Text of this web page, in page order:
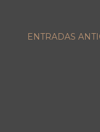
ENTRADAS